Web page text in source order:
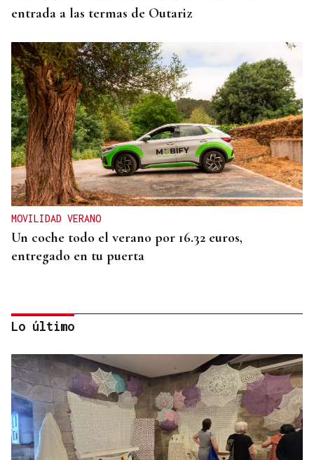
entrada a las termas de Outariz
MOVILIDAD VERANO
Un coche todo el verano por 16.32 euros,
entregado en tu puerta
Lo último